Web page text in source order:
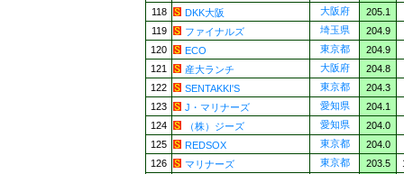
118
DKK大阪 大阪府
205.1
119
ファイナルズ 埼玉県
204.9
120
ECO 東京都
204.9
121
産大ランチ 大阪府
204.8
122
SENTAKKI'S 東京都
204.3
123
J・マリナーズ 愛知県
204.1
124
（株）ジーズ 愛知県
204.0
125
REDSOX 東京都
204.0
126
マリナーズ 東京都 203.5